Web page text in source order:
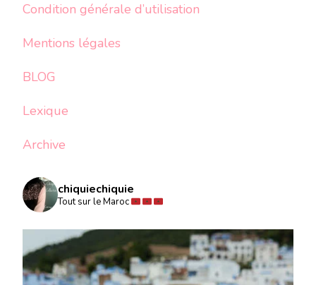
Condition générale d’utilisation
Mentions légales
BLOG
Lexique
Archive
chiquiechiquie
Tout sur le Maroc